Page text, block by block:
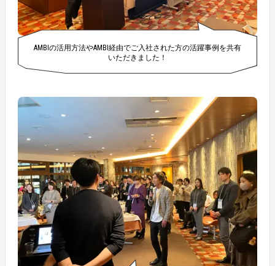
AMBIの活用方法やAMBI経由でご入社された方の活躍事例を共有
いただきました！